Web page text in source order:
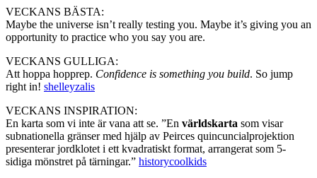
VECKANS BÄSTA:
Maybe the universe isn’t really testing you. Maybe it’s giving you an
opportunity to practice who you say you are.
VECKANS GULLIGA:
Att hoppa hopprep. Confidence is something you build. So jump
right in! shelleyzalis
VECKANS INSPIRATION:
En karta som vi inte är vana att se. ”En världskarta som visar
subnationella gränser med hjälp av Peirces quincuncialprojektion
presenterar jordklotet i ett kvadratiskt format, arrangerat som 5-
sidiga mönstret på tärningar.” historycoolkids